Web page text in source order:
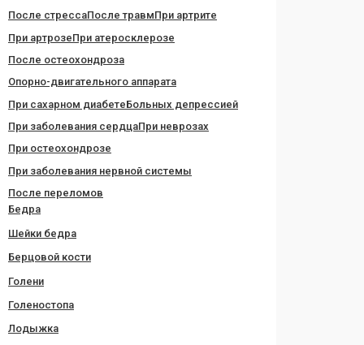
После стрессаПосле травмПри артрите
При артрозеПри атеросклерозе
После остеохондроза
Опорно-двигательного аппарата
При сахарном диабетеБольных депрессией
При заболевания сердцаПри неврозах
При остеохондрозе
При заболевания нервной системы
После переломов
Бедра
Шейки бедра
Берцовой кости
Голени
Голеностопа
Лодыжка